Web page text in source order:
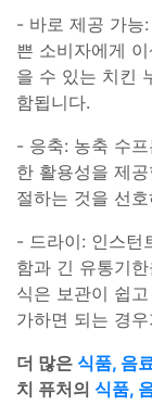
- 바로 제공 가능
쁜 소비자에게
을 수 있는 치킨
함됩니다.
- 응축: 농축 수
한 활용성을 제
절하는 것을 선
- 드라이: 인스턴
함과 긴 유통기
식은 보관이 쉽
가하면 되는 경
더 많은 식품, 음
치 퓨처의 식품,